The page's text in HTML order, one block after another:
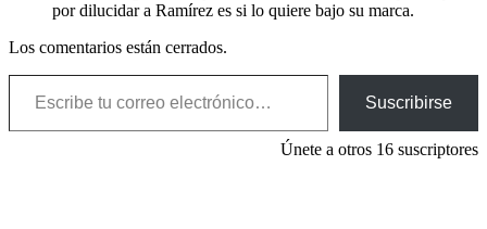
por dilucidar a Ramírez es si lo quiere bajo su marca.
Los comentarios están cerrados.
Escribe tu correo electrónico…
Suscribirse
Únete a otros 16 suscriptores